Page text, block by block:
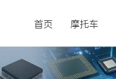
首页 摩托车